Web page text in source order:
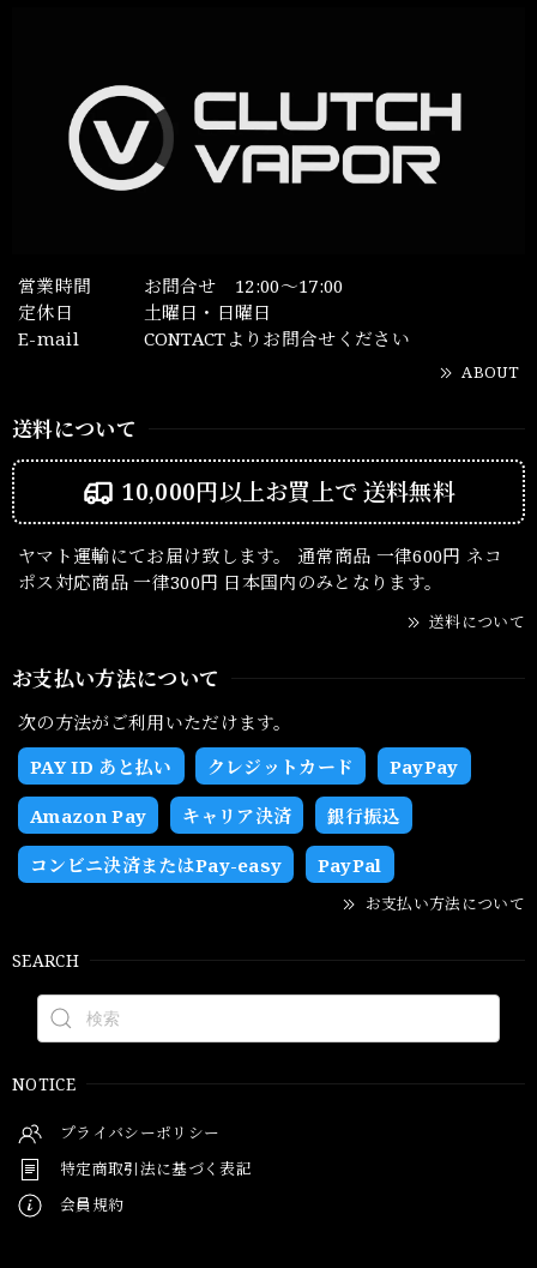
営業時間
お問合せ 12:00～17:00
定休日
土曜日・日曜日
E-mail
CONTACTよりお問合せください
ABOUT
送料について
10,000円以上お買上で送料無料
ヤマト運輸にてお届け致します。 通常商品 一律600円 ネコ
ポス対応商品 一律300円 日本国内のみとなります。
送料について
お支払い方法について
次の方法がご利用いただけます。
PAY ID あと払い
クレジットカード PayPay
Amazon Pay キャリア決済 銀行振込
コンビニ決済またはPay-easy PayPal
お支払い方法について
SEARCH
NOTICE
プライバシーポリシー
特定商取引法に基づく表記
会員規約